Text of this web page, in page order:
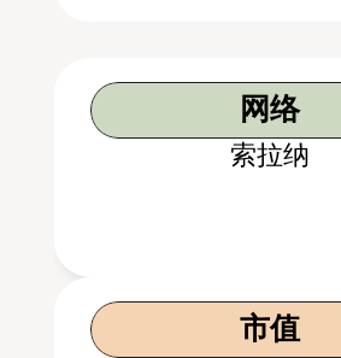
网络
索拉纳
市值